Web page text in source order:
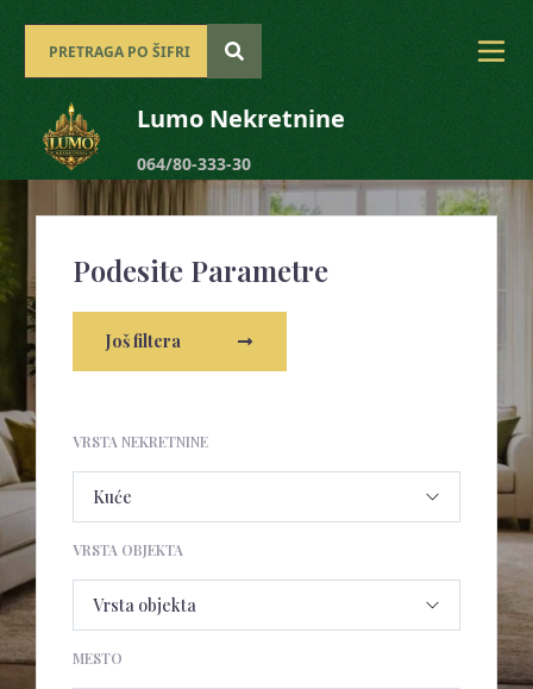
Lumo Nekretnine
064/80-333-30
Podesite Parametre
Još filtera
VRSTA NEKRETNINE
VRSTA OBJEKTA
MESTO